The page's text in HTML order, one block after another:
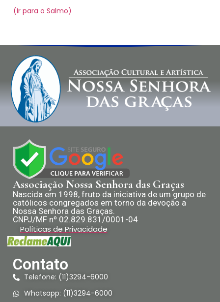
(Ir para o Salmo)
Associação Nossa Senhora das Graças
Nascida em 1998, fruto da iniciativa de um grupo de
católicos congregados em torno da devoção a
Nossa Senhora das Graças.
CNPJ/MF nº 02.829.831/0001-04
Políticas de Privacidade
Contato
Telefone: (11)3294-6000
Whatsapp: (11)3294-6000